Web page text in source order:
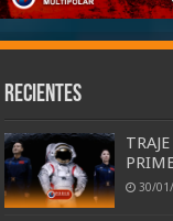
Recientes
30/